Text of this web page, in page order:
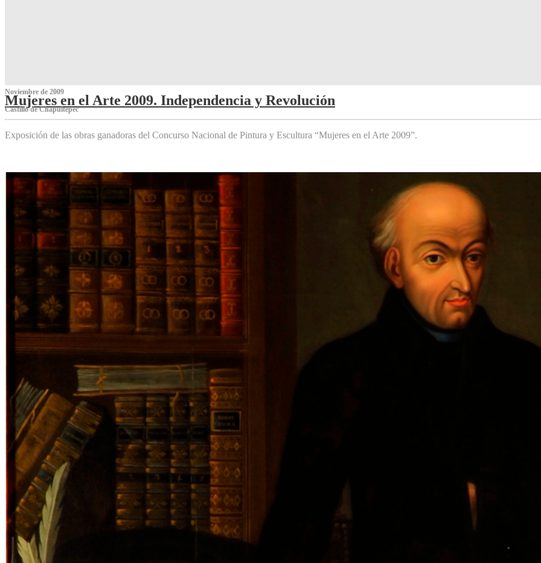
Noviembre de 2009
Mujeres en el Arte 2009. Independencia y Revolución
Castillo de Chapultepec
Exposición de las obras ganadoras del Concurso Nacional de Pintura y Escultura “Mujeres en el Arte 2009”.